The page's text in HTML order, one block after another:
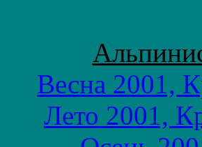
Весна 2001,
Лето 2001,